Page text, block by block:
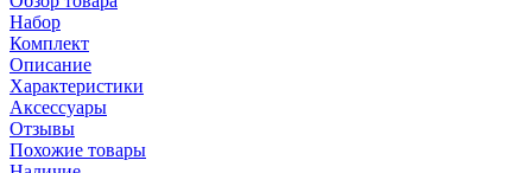
Набор
Комплект
Описание
Характеристики
Аксессуары
Отзывы
Похожие товары